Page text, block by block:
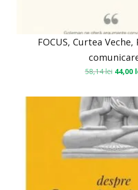
FOCUS, Curtea
58,14lei 44,00